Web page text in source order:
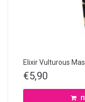
Elixir Vulturous
€5,90